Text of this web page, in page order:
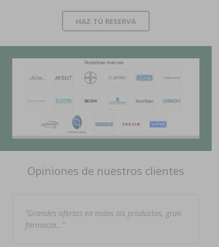
HAZ TÚ RESERVA
Opiniones de nuestros clientes
Grandes ofertas en todos los productos, gran
farmacia…